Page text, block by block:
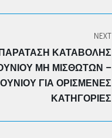
NEXT
ΚΑΤΑΒΟΛΉΣ
ΜΗ ΜΙΣΘΩΤΏΝ –
ΓΙΑ ΟΡΙΣΜΈΝΕΣ
ΚΑΤΗΓΟΡΊΕΣ